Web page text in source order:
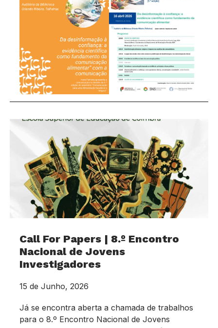
Call For Papers | 8.º Encontro
Nacional de Jovens
Investigadores
15 de Junho, 2026
Já se encontra aberta a chamada de trabalhos
para o 8.º Encontro Nacional de Jovens